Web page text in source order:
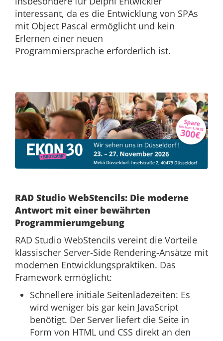
interessant, da es die Entwicklung von SPAs
mit Object Pascal ermöglicht und kein
Erlernen einer neuen
Programmiersprache erforderlich ist.
RAD Studio WebStencils: Die moderne
Antwort mit einer bewährten
Programmierumgebung
RAD Studio WebStencils vereint die Vorteile
klassischer Server-Side Rendering-Ansätze mit
modernen Entwicklungspraktiken. Das
Framework ermöglicht:
Schnellere initiale Seitenladezeiten: Es
wird weniger bis gar kein JavaScript
benötigt. Der Server liefert die Seite in
Form von HTML und CSS direkt an den